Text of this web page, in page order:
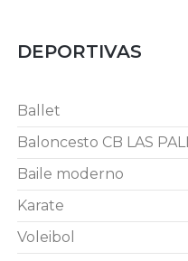
DEPORTIVAS
Ballet
Baloncesto CB LAS
Baile moderno
Karate
Voleibol